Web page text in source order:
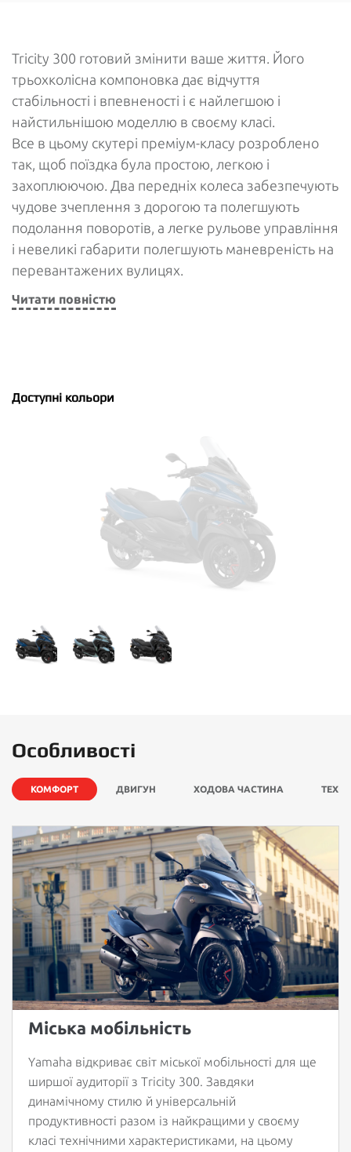
Tricity 300 готовий змінити ваше життя. Його
трьохколісна компоновка дає відчуття
стабільності і впевненості і є найлегшою і
найстильнішою моделлю в своєму класі.
Все в цьому скутері преміум-класу розроблено
так, щоб поїздка була простою, легкою і
захоплюючою. Два передніх колеса забезпечують
чудове зчеплення з дорогою та полегшують
подолання поворотів, а легке рульове управління
і невеликі габарити полегшують маневреність на
перевантажених вулицях.
Читати повністю
Доступні кольори
Особливості
КОМФОРТ ДВИГУН ХОДОВА ЧАСТИНА
Міська мобільність
Yamaha відкриває світ міської мобільності для ще
ширшої аудиторії з Tricity 300. Завдяки
динамічному стилю й універсальній
продуктивності разом із найкращими у своєму
класі технічними характеристиками, на цьому